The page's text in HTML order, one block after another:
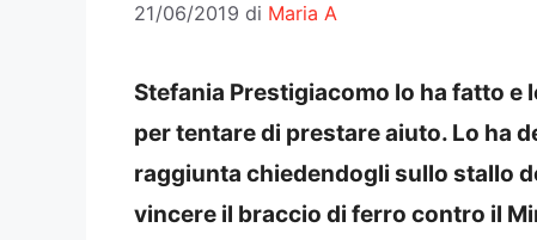
21/06/2019 di Maria A
Stefania Prestigiacomo lo ha fatto e
per tentare di prestare aiuto. Lo ha
raggiunta chiedendogli sullo stallo
vincere il braccio di ferro contro il